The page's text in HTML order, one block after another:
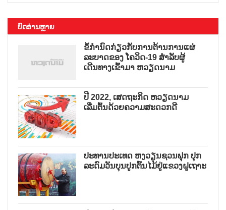
ບົດອ່ານຫຼາຍ
ຂໍ້ກຳນົດກ່ຽວກັບການຕ້ານການແຜ່
ລະບາດຂອງ ໂຄວິດ-19 ສຳລັບຜູ້
ເດີນທາງເຂົ້າມາ ຫວຽດນາມ
ປີ 2022, ເສດຖະກິດ ຫວຽດນາມ
ເລີ່ມຕົ້ນດ້ວຍຄວາມສະດວກດີ
ປະທານປະເທດ ຫງວຽນຊວນຟຸກ ປຸກ
ລະດົມວັນບຸນປູກຕົ້ນໄມ້ຢູ່ແຂວງຝູເຖາະ